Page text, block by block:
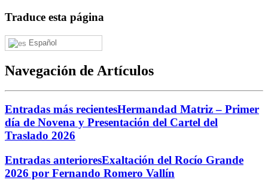
Traduce esta página
Español
Navegación de Artículos
Entradas más recientesHermandad Matriz – Primer
día de Novena y Presentación del Cartel del
Traslado 2026
Entradas anterioresExaltación del Rocío Grande
2026 por Fernando Romero Vallín